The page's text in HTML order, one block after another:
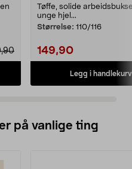
Tøffe, solide
unge hjel...
Størrelse: 110/116
149,90
Legg i handlekurv
på vanlige ting